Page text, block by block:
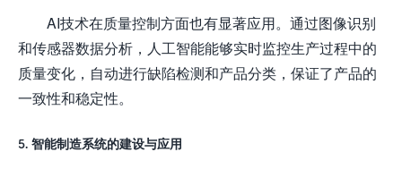
AI技术在质量控制方面也有显著应用。通过图像识别
和传感器数据分析，人工智能能够实时监控生产过程中的
质量变化，自动进行缺陷检测和产品分类，保证了产品的
一致性和稳定性。
5. 智能制造系统的建设与应用